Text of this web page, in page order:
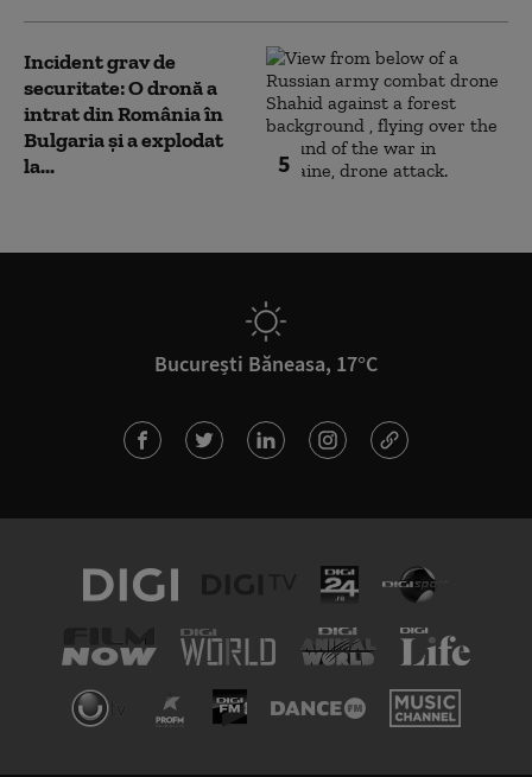
5
Incident grav de
securitate: O dronă a
intrat din România în
Bulgaria şi a explodat
la...
București Băneasa, 17°C